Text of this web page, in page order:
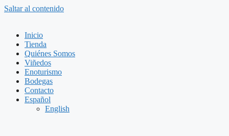
Saltar al contenido
Inicio
Tienda
Quiénes Somos
Viñedos
Enoturismo
Bodegas
Contacto
Español
English